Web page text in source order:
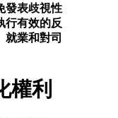
發表歧視性
行有效的反
就業和對司
權利